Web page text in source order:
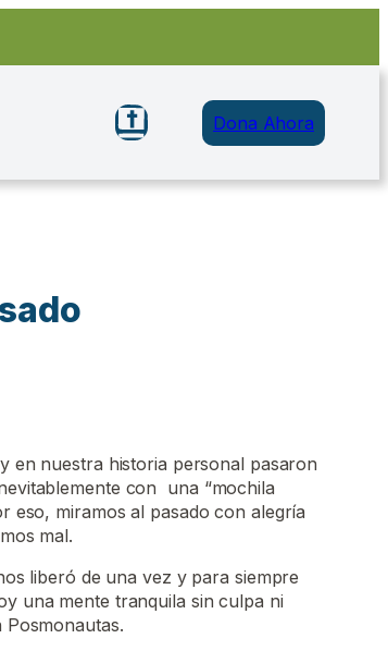
Dona Ahora
en nuestra historia personal pasaron
con una “mochila
eso, miramos al pasado con alegría
mal.
liberó de una vez y para siempre
una mente tranquila sin culpa ni